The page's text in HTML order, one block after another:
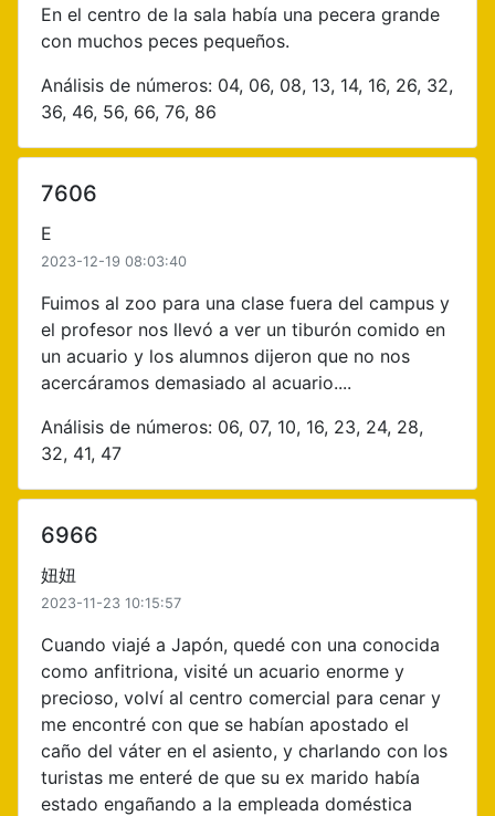
En el centro de la sala había una pecera grande
con muchos peces pequeños.
Análisis de números: 04, 06, 08, 13, 14, 16, 26, 32,
36, 46, 56, 66, 76, 86
7606
E
2023-12-19 08:03:40
Fuimos al zoo para una clase fuera del campus y
el profesor nos llevó a ver un tiburón comido en
un acuario y los alumnos dijeron que no nos
acercáramos demasiado al acuario....
Análisis de números: 06, 07, 10, 16, 23, 24, 28,
32, 41, 47
6966
妞妞
2023-11-23 10:15:57
Cuando viajé a Japón, quedé con una conocida
como anfitriona, visité un acuario enorme y
precioso, volví al centro comercial para cenar y
me encontré con que se habían apostado el
caño del váter en el asiento, y charlando con los
turistas me enteré de que su ex marido había
estado engañando a la empleada doméstica